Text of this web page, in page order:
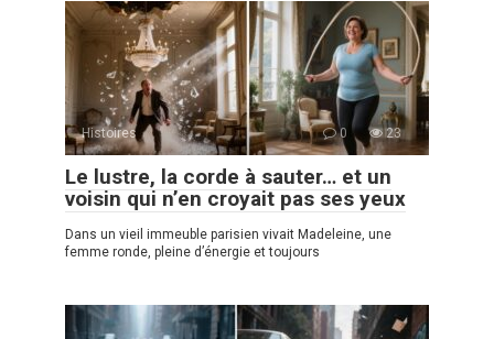
Histoires 0 23
Le lustre, la corde à sauter… et un
voisin qui n’en croyait pas ses yeux
Dans un vieil immeuble parisien vivait Madeleine, une
femme ronde, pleine d’énergie et toujours